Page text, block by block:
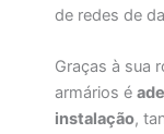
de redes de
Graças à sua
armários é
instalação,